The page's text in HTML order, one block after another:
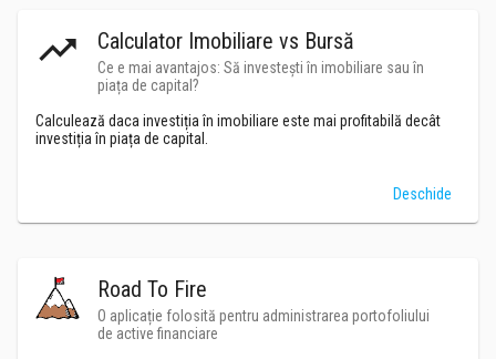
trending_up Calculator Imobiliare vs Bursă
Ce e mai avantajos: Să investești în imobiliare sau în
piața de capital?
Calculează daca investiția în imobiliare este mai profitabilă decât
investiția în piața de capital.
Deschide
Road To Fire
O aplicație folosită pentru administrarea portofoliului
de active financiare